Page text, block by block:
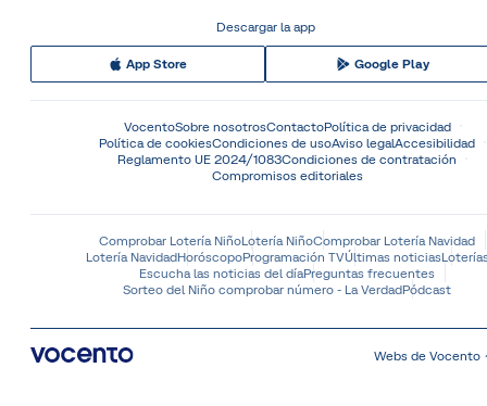
Descargar la app
App Store Google Play
VocentoSobre nosotrosContactoPolítica de privacidad
Política de cookiesCondiciones de usoAviso legalAccesibilidad
Reglamento UE 2024/1083Condiciones de contratación
Compromisos editoriales
Comprobar Lotería NiñoLotería NiñoComprobar Lotería Navidad
Lotería NavidadHoróscopoProgramación TVÚltimas noticias
Escucha las noticias del díaPreguntas frecuentes
Sorteo del Niño comprobar número - La VerdadPódcast
Webs de Vocento